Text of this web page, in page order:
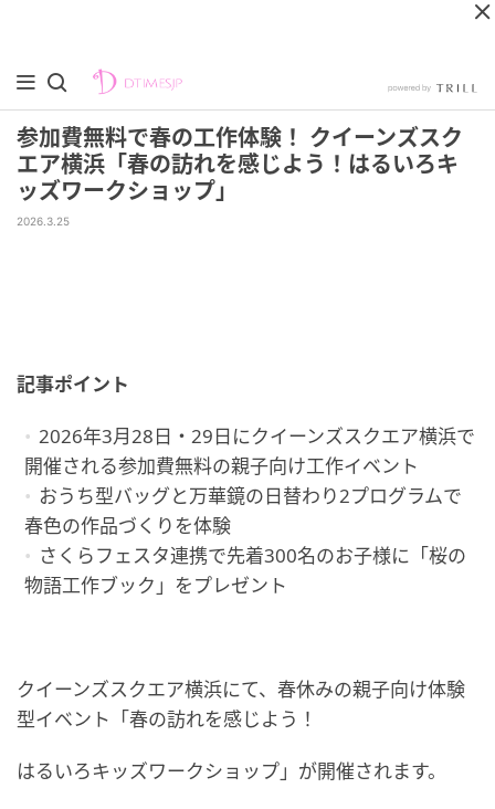
参加費無料で春の工作体験！ クイーンズスク
エア横浜「春の訪れを感じよう！はるいろキ
ッズワークショップ」
2026.3.25
記事ポイント
2026年3月28日・29日にクイーンズスクエア横浜で
開催される参加費無料の親子向け工作イベント
おうち型バッグと万華鏡の日替わり2プログラムで
春色の作品づくりを体験
さくらフェスタ連携で先着300名のお子様に「桜の
物語工作ブック」をプレゼント
クイーンズスクエア横浜にて、春休みの親子向け体験
型イベント「春の訪れを感じよう！
はるいろキッズワークショップ」が開催されます。